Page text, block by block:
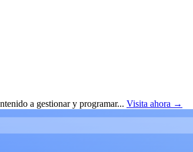
a gestionar y programar... Visita ahora →